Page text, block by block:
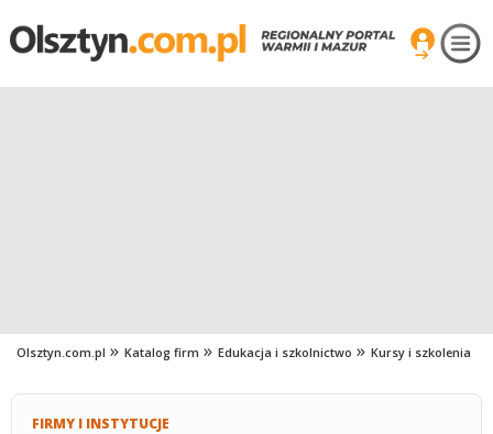
Olsztyn.com.pl Katalog firm Edukacja i szkolnictwo Kursy i szkolenia
FIRMY I INSTYTUCJE